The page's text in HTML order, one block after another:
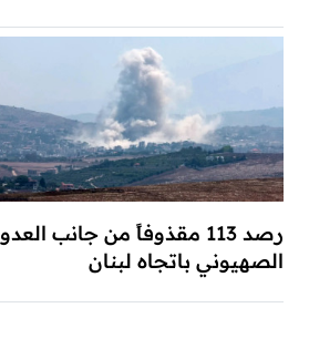
رصد 113 مقذوفاً من جانب العدو
الصهيوني باتجاه لبنان